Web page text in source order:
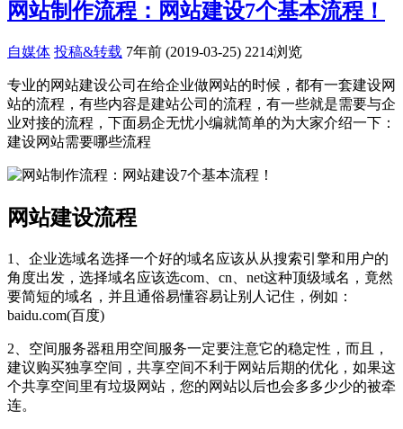
网站制作流程：网站建设7个基本流程！
自媒体 投稿&转载 7年前 (2019-03-25) 2214浏览
专业的网站建设公司在给企业做网站的时候，都有一套建设网
站的流程，有些内容是建站公司的流程，有一些就是需要与企
业对接的流程，下面易企无忧小编就简单的为大家介绍一下：
建设网站需要哪些流程
网站建设流程
1、企业选域名选择一个好的域名应该从从搜索引擎和用户的
角度出发，选择域名应该选com、cn、net这种顶级域名，竟然
要简短的域名，并且通俗易懂容易让别人记住，例如：
baidu.com(百度)
2、空间服务器租用空间服务一定要注意它的稳定性，而且，
建议购买独享空间，共享空间不利于网站后期的优化，如果这
个共享空间里有垃圾网站，您的网站以后也会多多少少的被牵
连。